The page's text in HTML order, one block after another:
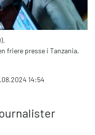
friere presse i Tanzania.
14:54